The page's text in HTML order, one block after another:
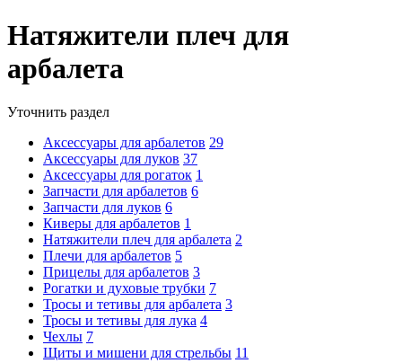
Натяжители плеч для
арбалета
Уточнить раздел
Аксессуары для арбалетов 29
Аксессуары для луков 37
Аксессуары для рогаток 1
Запчасти для арбалетов 6
Запчасти для луков 6
Киверы для арбалетов 1
Натяжители плеч для арбалета 2
Плечи для арбалетов 5
Прицелы для арбалетов 3
Рогатки и духовые трубки 7
Тросы и тетивы для арбалета 3
Тросы и тетивы для лука 4
Чехлы 7
Щиты и мишени для стрельбы 11